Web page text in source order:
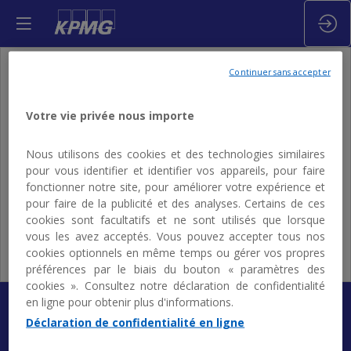
Vous devez vous connecter pour voir ce contenu
Me connecter
Votre vie privée nous importe
Nous utilisons des cookies et des technologies similaires
pour vous identifier et identifier vos appareils, pour faire
fonctionner notre site, pour améliorer votre expérience et
pour faire de la publicité et des analyses. Certains de ces
cookies sont facultatifs et ne sont utilisés que lorsque
vous les avez acceptés. Vous pouvez accepter tous nos
cookies optionnels en même temps ou gérer vos propres
préférences par le biais du bouton « paramètres des
cookies ». Consultez notre déclaration de confidentialité
en ligne pour obtenir plus d'informations.
Déclaration de confidentialité en ligne
Continuer sans accepter